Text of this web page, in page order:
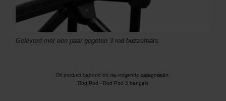
Geleverd met een paar gegoten 3 rod buzzerbars
Dit product behoort tot de volgende categorieën:
Rod Pod - Rod Pod 3 hengels